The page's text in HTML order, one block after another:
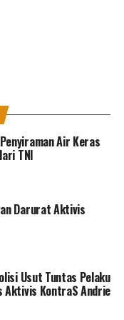
yang telah
memberikan
penundaan waktu
tentu saja
perundang-
yang berlaku
Fatia dan
Air Keras
TNI
Darurat Aktivis
Usut Tuntas Pelaku
Aktivis KontraS Andrie